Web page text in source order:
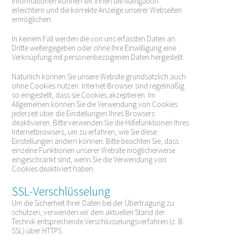
erleichtern und die korrekte Anzeige unserer Webseiten
ermöglichen.
In keinem Fall werden die von uns erfassten Daten an
Dritte weitergegeben oder ohne Ihre Einwilligung eine
Verknüpfung mit personenbezogenen Daten hergestellt.
Natürlich können Sie unsere Website grundsätzlich auch
ohne Cookies nutzen. Internet-Browser sind regelmäßig
so eingestellt, dass sie Cookies akzeptieren. Im
Allgemeinen können Sie die Verwendung von Cookies
jederzeit über die Einstellungen Ihres Browsers
deaktivieren. Bitte verwenden Sie die Hilfefunktionen Ihres
Internetbrowsers, um zu erfahren, wie Sie diese
Einstellungen ändern können. Bitte beachten Sie, dass
einzelne Funktionen unserer Website möglicherweise
eingeschränkt sind, wenn Sie die Verwendung von
Cookies deaktiviert haben.
SSL-Verschlüsselung
Um die Sicherheit Ihrer Daten bei der Übertragung zu
schützen, verwenden wir dem aktuellen Stand der
Technik entsprechende Verschlüsselungsverfahren (z. B.
SSL) über HTTPS.